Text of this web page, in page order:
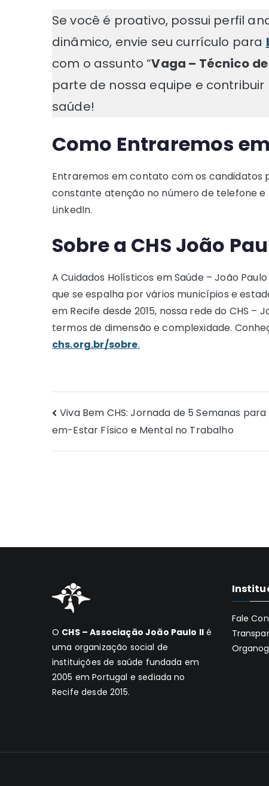
Se você é proativo, possui perfil
dinâmico, envie seu currículo para
com o assunto “Vaga – Técnico de
parte de nossa equipe e
saúde!
Como Entraremos
Entraremos em contato com os candidatos
constante atenção no número de telefone
LinkedIn.
Sobre a CHS João
A Cuidados Holísticos em Saúde – João
que se espalha por vários municípios e
em Recife desde 2015, nossa rede do CHS
termos de dimensão e complexidade.
chs.org.br/sobre.
Navegação
de
Viva Bem CHS: Jornada de 5 Semanas para
em-Estar Físico e Mental no Trabalho
O CHS – Associação João Paulo II é
uma organização social de
instituições de saúde fundada em
2005 em Portugal e sediada no
Recife desde 2015.
Fale